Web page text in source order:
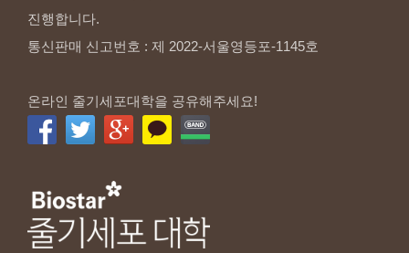
진행합니다.
통신판매 신고번호 : 제 2022-서울영등포-1145호
온라인 줄기세포대학을 공유해주세요!